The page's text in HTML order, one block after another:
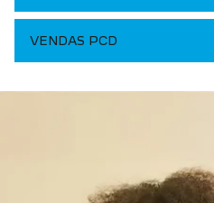
VENDAS PCD